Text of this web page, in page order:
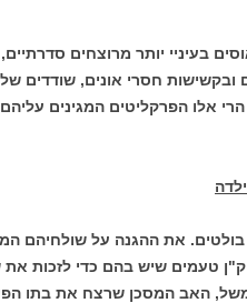
בעיניי יותר מרוצחים
חסרי אונים, שודדים
אלו הפרקליטים המגינים
בולטים. את ההגנה על שולחיהם
ק"ן טעמים שיש בהם כדי לזכות
האב המסכן שרצח את בתו